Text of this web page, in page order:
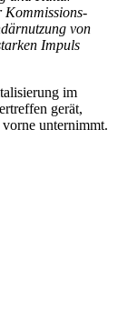
Kommissions-
von
Impuls
im
gerät,
unternimmt.